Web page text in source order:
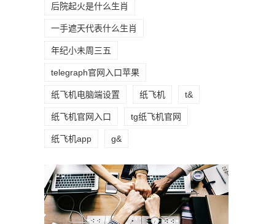
后院起火是什么生肖
一手遮天代表什么生肖
年纪小未周三五
telegraph官网入口苹果
纸飞机电脑端设置 纸飞机 t&
纸飞机官网入口 tg纸飞机官网
纸飞机app g&